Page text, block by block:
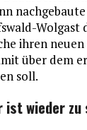
Wolgast
ihren
über dem
soll.
ist wieder zu